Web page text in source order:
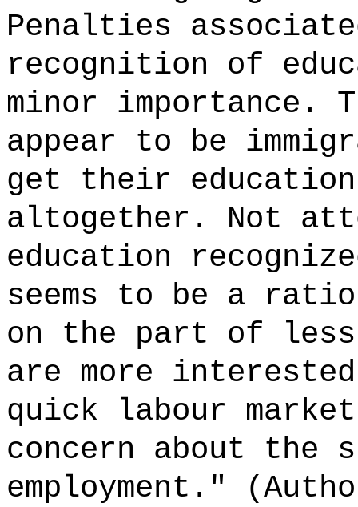
Penalties
recognition of
minor importance.
appear to be
get their
altogether. Not
education
seems to be a
on the part of less
are more
quick labour
concern about
employment."